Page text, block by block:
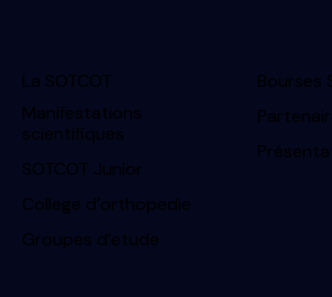
La SOTCOT
Manifestations
scientifiques
SOTCOT Junior
College d’orthopedie
Groupes d’etude
Bourses